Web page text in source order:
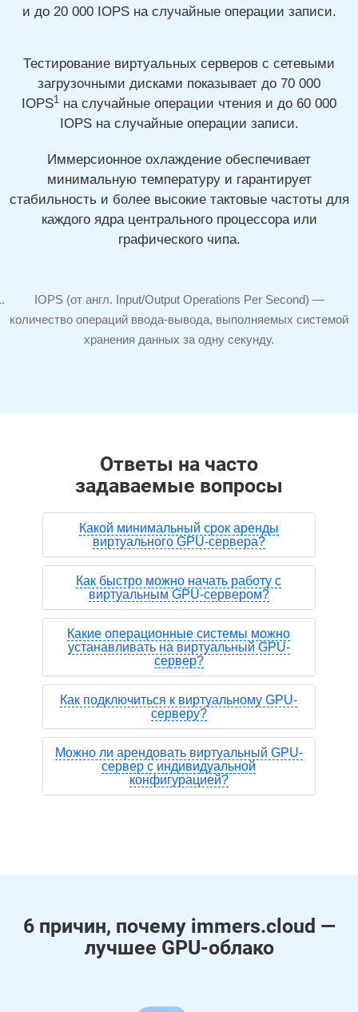
и до 20 000IOPS на случайные операции записи.
Тестирование виртуальных серверов с сетевыми
загрузочными дисками показывает до 70 000
IOPS1 на случайные операции чтения и до 60 000
IOPS на случайные операции записи.
Иммерсионное охлаждение обеспечивает
минимальную температуру и гарантирует
стабильность и более высокие тактовые частоты для
каждого ядра центрального процессора или
графического чипа.
IOPS (от англ. Input/Output Operations Per Second) —
количество операций ввода-вывода, выполняемых системой
хранения данных за одну секунду.
Ответы на часто
задаваемые вопросы
Какой минимальный срок аренды
виртуального GPU-сервера?
Как быстро можно начать работу с
виртуальным GPU-сервером?
Какие операционные системы можно
устанавливать на виртуальный GPU-
сервер?
Как подключиться к виртуальному GPU-
серверу?
Можно ли арендовать виртуальный GPU-
сервер с индивидуальной
конфигурацией?
6 причин, почему immers.cloud —
лучшее GPU-облако